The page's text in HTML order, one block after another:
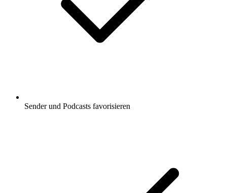
Sender und Podcasts favorisieren